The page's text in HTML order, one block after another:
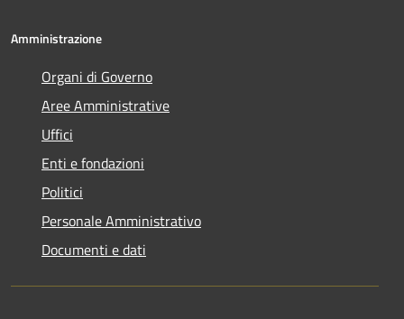
Amministrazione
Organi di Governo
Aree Amministrative
Uffici
Enti e fondazioni
Politici
Personale Amministrativo
Documenti e dati